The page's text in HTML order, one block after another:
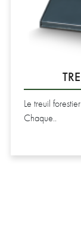
Le treuil
Chaque..